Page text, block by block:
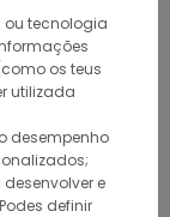
ou tecnologia
os teus
utilizada
desempenho
e
definir